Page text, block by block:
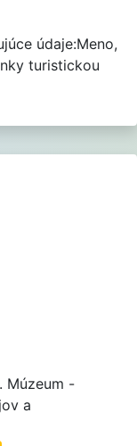
údaje:Meno,
turistickou
Múzeum -
a